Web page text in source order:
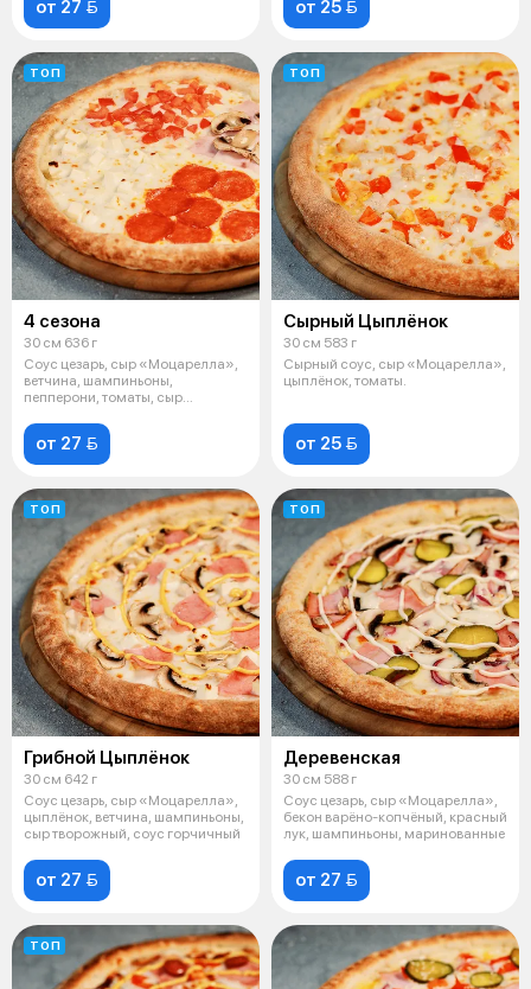
от 27  от 25 
ТОП
4 сезона
30 см 636 г
Соус цезарь, сыр «Моцарелла»,
ветчина, шампиньоны,
пепперони, томаты, сыр
от 27 
ТОП
Сырный Цыплёнок
30 см 583 г
Сырный соус, сыр «Моцарелла»,
цыплёнок, томаты.
от 25 
ТОП
Грибной Цыплёнок
30 см 642 г
Соус цезарь, сыр «Моцарелла»,
цыплёнок, ветчина, шампиньоны,
сыр творожный, соус горчичный
от 27 
ТОП
Деревенская
30 см 588 г
Соус цезарь, сыр «Моцарелла»,
бекон варёно-копчёный, красный
лук, шампиньоны, маринованные
от 27 
ТОП